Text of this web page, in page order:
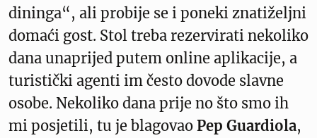
dininga“, ali probije se i poneki znatiželjni
domaći gost. Stol treba rezervirati nekoliko
dana unaprijed putem online aplikacije, a
turistički agenti im često dovode slavne
osobe. Nekoliko dana prije no što smo ih
mi posjetili, tu je blagovao Pep Guardiola,